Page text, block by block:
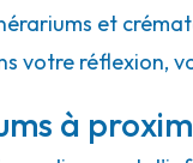
et
votre réflexion,
à